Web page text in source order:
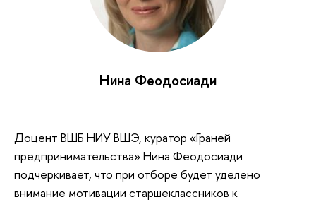
Нина Феодосиади
Доцент ВШБ НИУ ВШЭ, куратор «Граней
предпринимательства» Нина Феодосиади
подчеркивает, что при отборе будет уделено
внимание мотивации старшеклассников к